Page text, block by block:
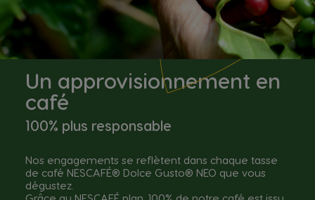
Un approvisionnement en
café
100% plus responsable
Nos engagements se reflètent dans chaque tasse
de café NESCAFÉ® Dolce Gusto® NEO que vous
dégustez.